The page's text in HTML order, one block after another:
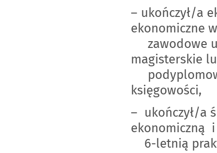
– ukończył/a
ekonomiczne
zawodowe
magisterskie
księgowości,
– ukończył/a
ekonomiczną
6-letnią